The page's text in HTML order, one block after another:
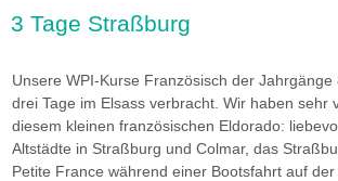
3 Tage Straßburg
Unsere WPI-Kurse Französisch der Jahrgänge
drei Tage im Elsass verbracht. Wir haben sehr
diesem kleinen französischen Eldorado:
Altstädte in Straßburg und Colmar, das
Petite France während einer Bootsfahrt auf